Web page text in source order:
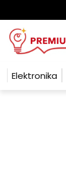
Elektronika